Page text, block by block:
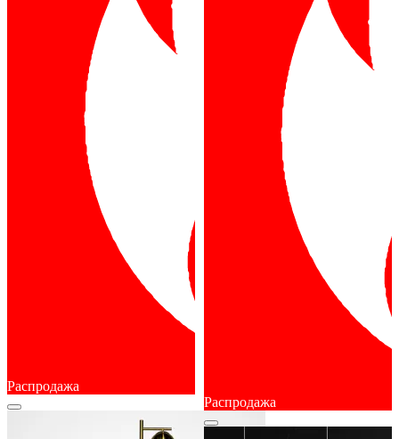
Распродажа
Распродажа